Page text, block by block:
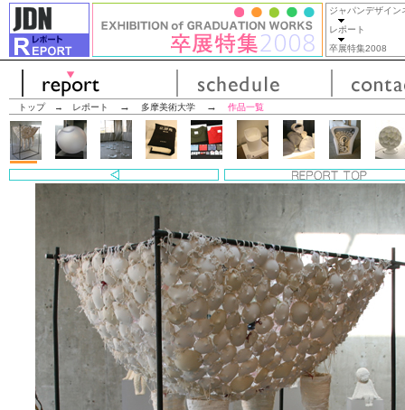
ジャパンデザイン
レポート
卒展特集2008
トップ→ レポート → 多摩美術大学 → 作品一覧